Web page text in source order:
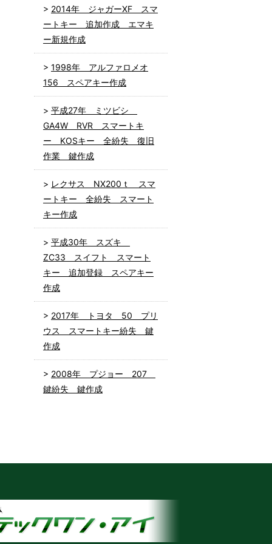
2014年 ジャガーXF スマ
ートキー 追加作成 エマキ
ー新規作成
1998年 アルファロメオ
156 スペアキー作成
平成27年 ミツビシ
GA4W RVR スマートキ
ー KOSキー 全紛失 復旧
作業 鍵作成
レクサス NX200ｔ スマ
ートキー 全紛失 スマート
キー作成
平成30年 スズキ
ZC33 スイフト スマート
キー 追加登録 スペアキー
作成
2017年 トヨタ 50 プリ
ウス スマートキー紛失 鍵
作成
2008年 プジョー 207
鍵紛失 鍵作成